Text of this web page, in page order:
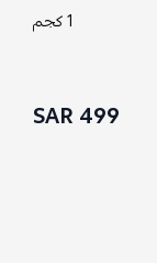
1 كجم
499 SAR